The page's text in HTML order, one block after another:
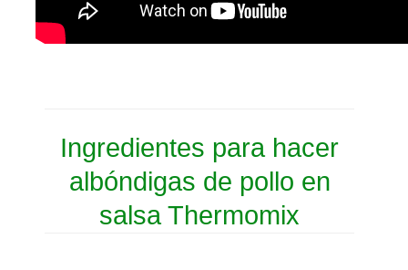
Ingredientes para hacer
albóndigas de pollo en
salsa Thermomix